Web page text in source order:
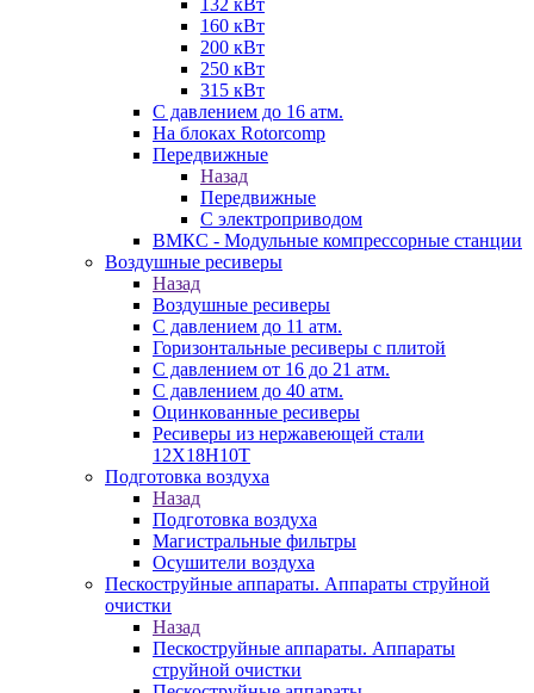
132 кВт
160 кВт
200 кВт
250 кВт
315 кВт
С давлением до 16 атм.
На блоках Rotorcomp
Передвижные
Назад
Передвижные
С электроприводом
ВМКС - Модульные компрессорные станции
Воздушные ресиверы
Назад
Воздушные ресиверы
С давлением до 11 атм.
Горизонтальные ресиверы с плитой
С давлением от 16 до 21 атм.
С давлением до 40 атм.
Оцинкованные ресиверы
Ресиверы из нержавеющей стали
12Х18Н10Т
Подготовка воздуха
Назад
Подготовка воздуха
Магистральные фильтры
Осушители воздуха
Пескоструйные аппараты. Аппараты струйной
очистки
Назад
Пескоструйные аппараты. Аппараты
струйной очистки